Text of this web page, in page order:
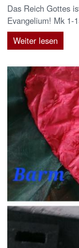
Das Reich Gottes
Evangelium! Mk 1-
Weiter lesen